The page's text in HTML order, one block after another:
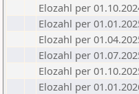
Elozahl per
Elozahl per
Elozahl per
Elozahl per
Elozahl per
Elozahl per